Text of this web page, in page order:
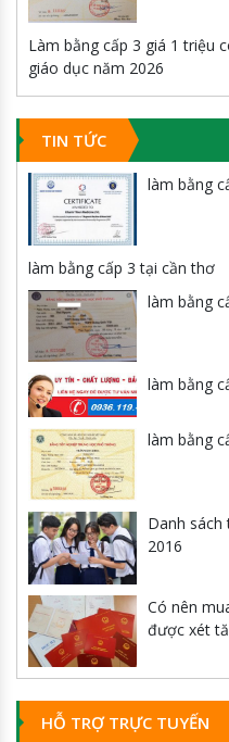
Làm bằng cấp 3 giá 1 triệu
giáo dục năm 2026
TIN TỨC
làm bằng
làm bằng cấp 3 tại cần thơ
làm bằng
làm bằng
làm bằng
Danh
2016
Có nên
được xét
HỖ TRỢ TRỰC TUYẾN